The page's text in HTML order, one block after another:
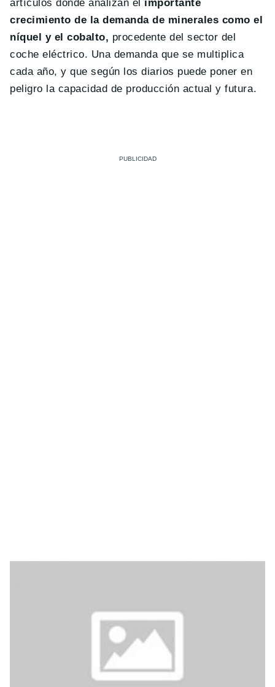
artículos donde analizan el importante
crecimiento de la demanda de minerales como el
níquel y el cobalto, procedente del sector del
coche eléctrico. Una demanda que se multiplica
cada año, y que según los diarios puede poner en
peligro la capacidad de producción actual y futura.